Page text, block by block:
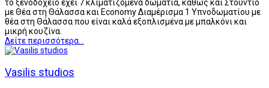
το ξενοδοχείο έχει 7 κλιματιζόμενα δωμάτια, καθώς και Στούντιο
με Θέα στη Θάλασσα και Economy Διαμέρισμα 1 Υπνοδωματίου με
θέα στη Θάλασσα που είναι καλά εξοπλισμένα με μπαλκόνι και
μικρή κουζίνα.
Δείτε περισσότερα...
Vasilis studios